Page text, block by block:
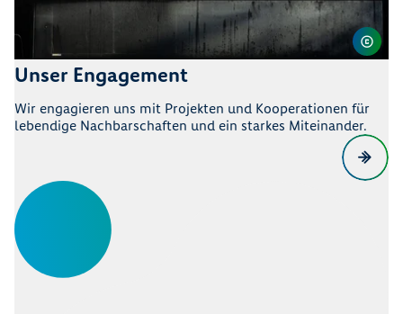
Unser Engagement
Wir engagieren uns mit Projekten und Kooperationen für
lebendige Nachbarschaften und ein starkes Miteinander.